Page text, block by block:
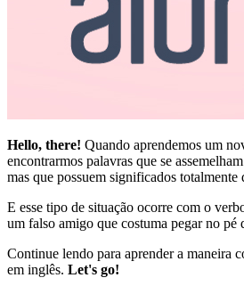
Hello, there! Quando aprendemos um
encontrarmos palavras que se
mas que possuem significados totalmente
E esse tipo de situação ocorre com o
um falso amigo que costuma pegar no pé
Continue lendo para aprender a maneira
em inglês. Let's go!